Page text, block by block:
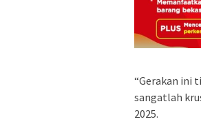
“Gerakan ini
sangatlah
2025.